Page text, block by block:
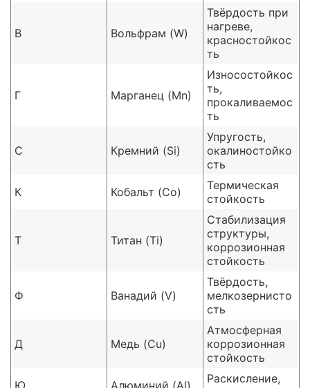
В Вольфрам (W)
Твёрдость при
нагреве,
красностойкос
ть
Г Марганец (Mn)
Износостойкос
ть,
прокаливаемос
ть
С Кремний (Si)
Упругость,
окалиностойко
сть
К
Кобальт (Co)
Термическая
стойкость
Т Титан (Ti)
Стабилизация
структуры,
коррозионная
стойкость
Ф Ванадий (V)
Твёрдость,
мелкозернисто
сть
Д Медь (Cu)
Атмосферная
коррозионная
стойкость
Раскисление,